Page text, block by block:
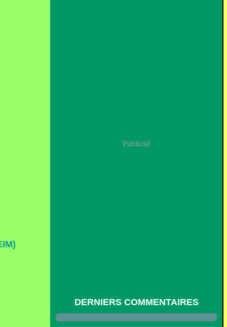
Publicité
DERNIERS COMMENTAIRES